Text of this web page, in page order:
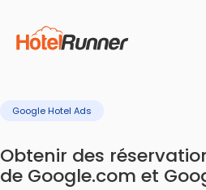
Google Hotel Ads
Obtenir des
de Google.com et